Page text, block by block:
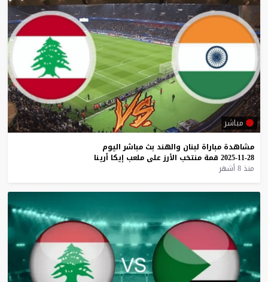
مباشر
مشاهدة مباراة لبنان والهند بث مباشر اليوم
28-11-2025
قمة منتخب الأرز على ملعب إيكا أرينا
منذ 8 أشهر